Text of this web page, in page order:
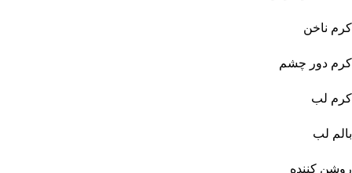
کرم ناخن
کرم دور چشم
کرم لب
بالم لب
روشن کننده